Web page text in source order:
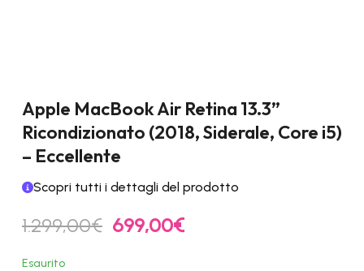
Apple MacBook Air Retina 13.3”
Ricondizionato (2018, Siderale, Core i5)
– Eccellente
Scopri tutti i dettagli del prodotto
1.299,00€ Il
prezzo
699,00€Il
Esaurito